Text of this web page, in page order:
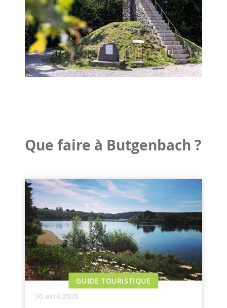
Que faire à Butgenbach ?
GUIDE TOURISTIQUE
30 avril 2026